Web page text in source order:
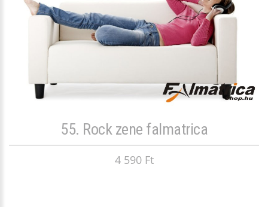
55. Rock zene falmatrica
4 590 Ft